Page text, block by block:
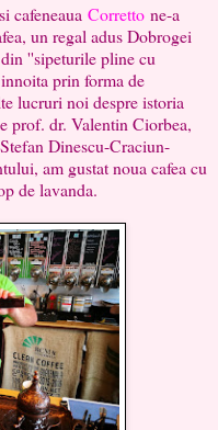
si cafeneaua Corretto ne-a
un regal adus Dobrogei
''sipeturile pline cu
prin forma de
lucruri noi despre istoria
prof. dr. Valentin Ciorbea,
Dinescu-Craciun-
am gustat noua cafea cu
de lavanda.